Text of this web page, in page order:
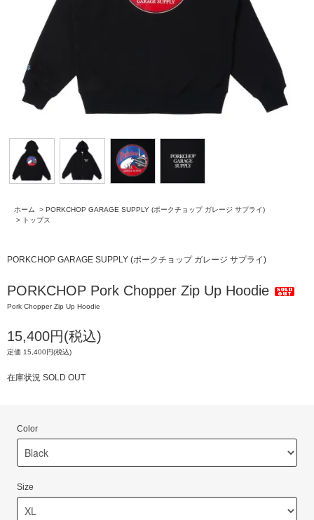
ホーム > PORKCHOP GARAGE SUPPLY (ポークチョップ ガレージ サプライ)
> トップス
PORKCHOP GARAGE SUPPLY (ポークチョップ ガレージ サプライ)
PORKCHOP Pork Chopper Zip Up Hoodie
Pork Chopper Zip Up Hoodie
15,400円(税込)
定価 15,400円(税込)
在庫状況 SOLD OUT
Color
Size